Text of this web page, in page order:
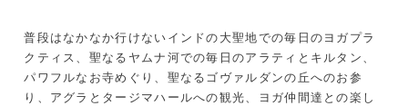
普段はなかなか行けないインドの大聖地での毎日のヨガプラ
クティス、聖なるヤムナ河での毎日のアラティとキルタン、
パワフルなお寺めぐり、聖なるゴヴァルダンの丘へのお参
り、アグラとタージマハールへの観光、ヨガ仲間達との楽し